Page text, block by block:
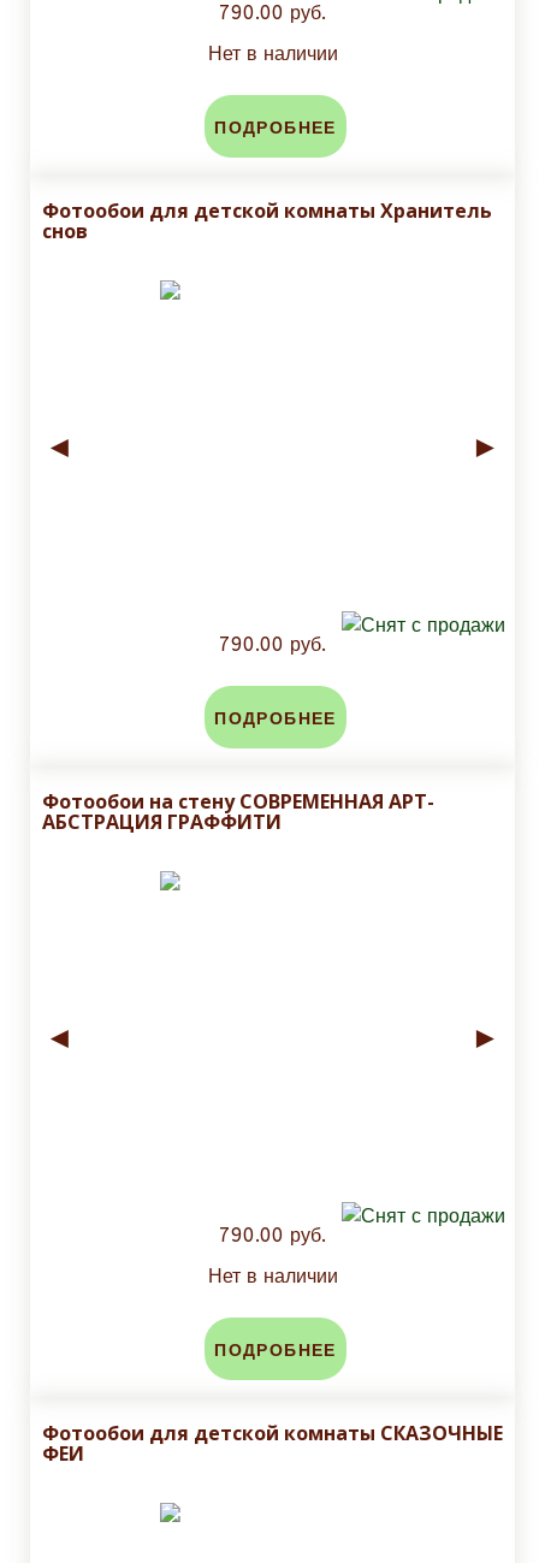
790.00 руб.
Нет в наличии
ПОДРОБНЕЕ
Фотообои для детской комнаты Хранитель
снов
◄ ►
790.00 руб.
ПОДРОБНЕЕ
Фотообои на стену СОВРЕМЕННАЯ АРТ-
АБСТРАЦИЯ ГРАФФИТИ
◄ ►
790.00 руб.
Нет в наличии
ПОДРОБНЕЕ
Фотообои для детской комнаты СКАЗОЧНЫЕ
ФЕИ